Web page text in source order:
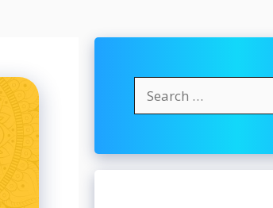
for: